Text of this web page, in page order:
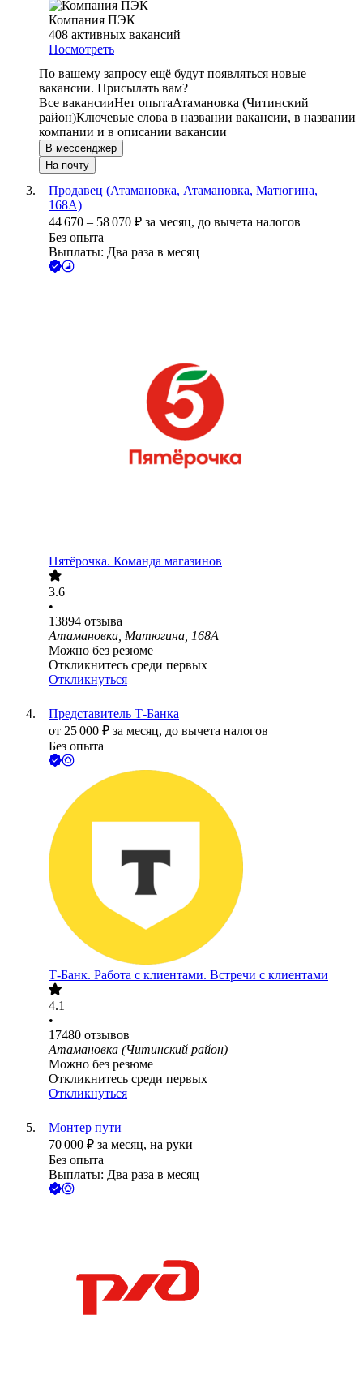
Компания ПЭК
408 активных вакансий
Посмотреть
По вашему запросу ещё будут появляться новые
вакансии. Присылать вам?
Все вакансииНет опытаАтамановка (Читинский
район)Ключевые слова в названии вакансии, в названии
компании и в описании вакансии
В мессенджер
На почту
Продавец (Атамановка, Атамановка, Матюгина,
168А)
44 670 – 58 070 ₽ за месяц, до вычета налогов
Без опыта
Выплаты: Два раза в месяц
Пятёрочка. Команда магазинов
3.6
•
13894 отзыва
Атамановка, Матюгина, 168А
Можно без резюме
Откликнитесь среди первых
Откликнуться
Представитель Т-Банка
от 25 000 ₽ за месяц, до вычета налогов
Без опыта
Т-Банк. Работа с клиентами. Встречи с клиентами
4.1
•
17480 отзывов
Атамановка (Читинский район)
Можно без резюме
Откликнитесь среди первых
Откликнуться
Монтер пути
70 000 ₽ за месяц, на руки
Без опыта
Выплаты: Два раза в месяц